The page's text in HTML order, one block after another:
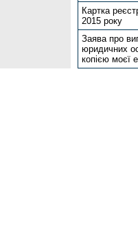
Картка
2015 року
Заява про
юридичних
копією моєї